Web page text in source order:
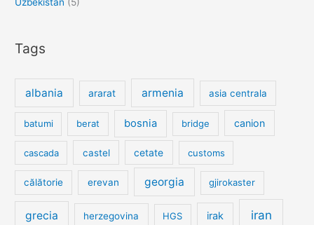
Tags
albania ararat armenia asia centrala
batumi berat bosnia bridge canion
cascada castel cetate customs
călătorie erevan georgia gjirokaster
grecia herzegovina HGS irak iran